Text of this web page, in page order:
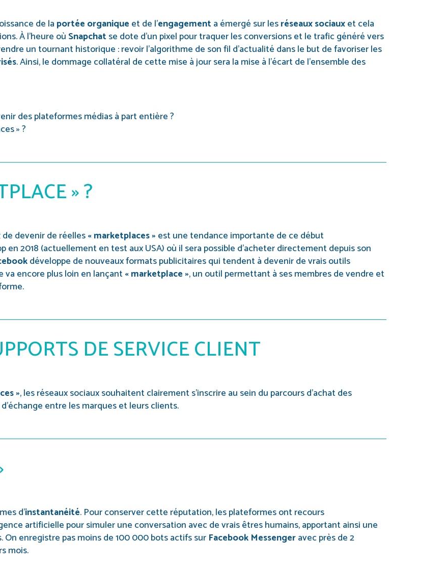
de la portée organique et de l’engagementa émergé sur lesréseaux sociauxet cela
À l’heure où Snapchatse dote d’un pixel pour traquer les conversions et le trafic généré vers
un tournant historique : revoir l’algorithme de son fil d’actualité dans le but de favoriser les
. Ainsi, le dommage collatéral de cette mise à jour sera la mise à l’écart de l’ensemble des
des plateformes médias à part entière ?
» ?
» ?
de devenir de réelles« marketplaces » est une tendance importante de ce début
en 2018 (actuellement en test aux USA) où il sera possible d’acheter directement depuis son
développe de nouveaux formats publicitaires qui tendent à devenir de vrais outils
va encore plus loin en lançant« marketplace », un outil permettant à ses membres de vendre et
DE SERVICE CLIENT
», les réseaux sociaux souhaitent clairement s’inscrire au sein du parcours d’achat des
entre les marques et leurs clients.
d’instantanéité. Pour conserver cette réputation, les plateformes ont recours
artificielle pour simuler une conversation avec de vrais êtres humains, apportant ainsi une
enregistre pas moins de 100 000 bots actifs sur Facebook Messengeravec près de 2
mois.